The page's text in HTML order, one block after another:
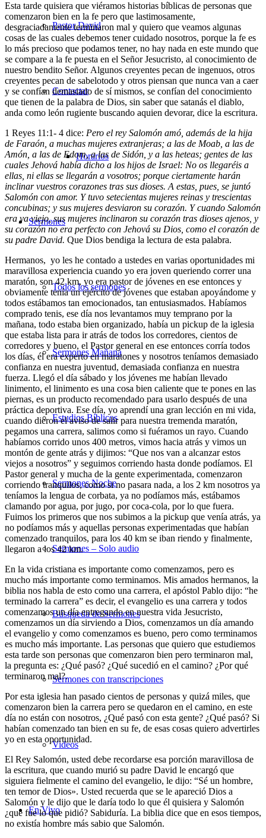
Pastor David
Contactar
Horarios
Sermones
Todos los sermones
Sermones Mañana
Estudios Bíblicos
Sermones Noche
Sermones – Solo audio
Búsqueda de Sermones
Sermones con transcripciones
Videos
En Vivo
Esta tarde quisiera que viéramos historias bíblicas de personas que
comenzaron bien en la fe pero que lastimosamente,
desgraciadamente terminaron mal y quiero que veamos algunas
cosas de las cuales debemos tener cuidado nosotros, porque la fe es
lo más precioso que podamos tener, no hay nada en este mundo que
se compare a la fe puesta en el Señor Jesucristo, al conocimiento de
nuestro bendito Señor. Algunos creyentes pecan de ingenuos, otros
creyentes pecan de sabelotodo y otros piensan que nunca van a caer
y se confían demasiado de sí mismos, se confían del conocimiento
que tienen de la palabra de Dios, sin saber que satanás el diablo,
anda como león rugiente buscando aquien devorar, dice la escritura.
1 Reyes 11:1- 4 dice: Pero el rey Salomón amó, además de la hija
de Faraón, a muchas mujeres extranjeras; a las de Moab, a las de
Amón, a las de Edom, a las de Sidón, y a las heteas; gentes de las
cuales Jehová había dicho a los hijos de Israel: No os llegaréis a
ellas, ni ellas se llegarán a vosotros; porque ciertamente harán
inclinar vuestros corazones tras sus dioses. A estas, pues, se juntó
Salomón con amor. Y tuvo setecientas mujeres reinas y trescientas
concubinas; y sus mujeres desviaron su corazón. Y cuando Salomón
era ya viejo, sus mujeres inclinaron su corazón tras dioses ajenos, y
su corazón no era perfecto con Jehová su Dios, como el corazón de
su padre David. Que Dios bendiga la lectura de esta palabra.
Hermanos, yo les he contado a ustedes en varias oportunidades mi
maravillosa experiencia cuando yo era joven queriendo correr una
maratón, son 42 km, yo era pastor de jóvenes en ese entonces y
obviamente tenía un ejército de jóvenes que estaban apoyándome y
todos estábamos tan emocionados, tan entusiasmados. Habíamos
comprado tenis, ese día nos levantamos muy temprano por la
mañana, todo estaba bien organizado, había un pickup de la iglesia
que estaba lista para ir atrás de todos los corredores, cientos de
corredores y bueno, el Pastor general en ese entonces corría todos
los días, él era experto en maratones y nosotros teníamos demasiado
confianza en nuestra juventud, demasiada confianza en nuestra
fuerza. Llegó el día sábado y los jóvenes me habían llevado
linimento, el linimento es una cosa bien caliente que te pones en las
piernas, es un producto recomendado para usarlo después de una
práctica deportiva. Ese día, yo aprendí una gran lección en mi vida,
cuando dieron el aviso de salir para nuestra tremenda maratón,
pegamos una carrera, salimos como si fuéramos un rayo. Cuando
habíamos corrido unos 400 metros, vimos hacia atrás y vimos un
montón de gente atrás y dijimos: “Que nos van a alcanzar estos
viejos a nosotros” y seguimos corriendo hasta donde podíamos. El
Pastor general y mucha de la gente experimentada, comenzaron
corriendo tranquilos, como si no pasara nada, a los 2 km nosotros ya
teníamos la lengua de corbata, ya no podíamos más, estábamos
clamando por agua, por jugo, por coca-cola, por lo que fuera.
Fuimos los primeros que nos subimos a la pickup que venía atrás, ya
no podíamos más y aquellas personas experimentadas que habían
comenzado tranquilos, para los 40 km se iban riendo y finalmente,
llegaron a los 42 km.
En la vida cristiana es importante como comenzamos, pero es
mucho más importante como terminamos. Mis amados hermanos, la
biblia nos habla de esto como una carrera, el apóstol Pablo dijo: “he
terminado la carrera” es decir, el evangelio es una carrera y todos
comenzamos un día entregando en nuestra vida Jesucristo,
comenzamos un día sirviendo a Dios, comenzamos un día amando
el evangelio y como comenzamos es bueno, pero como terminamos
es mucho más importante. Las personas que quiero que estudiemos
esta tarde son personas que comenzaron bien pero terminaron mal,
la pregunta es: ¿Qué pasó? ¿Qué sucedió en el camino? ¿Por qué
terminaron mal?.
Por esta iglesia han pasado cientos de personas y quizá miles, que
comenzaron bien la carrera pero se quedaron en el camino, en este
día no están con nosotros, ¿Qué pasó con esta gente? ¿Qué pasó? Si
habían comenzado tan bien en su fe, de esas cosas quiero advertirles
yo en esta oportunidad.
El Rey Salomón, usted debe recordarse esa porción maravillosa de
la escritura, que cuando murió su padre David le encargó que
siguiera fielmente el camino del evangelio, le dijo: “Sé un hombre,
ten temor de Dios». Usted recuerda que se le apareció Dios a
Salomón y le dijo que le daría todo lo que él quisiera y Salomón
¿que fue lo que pidió? Sabiduría. La biblia dice que en esos tiempos,
no existía hombre más sabio que Salomón.